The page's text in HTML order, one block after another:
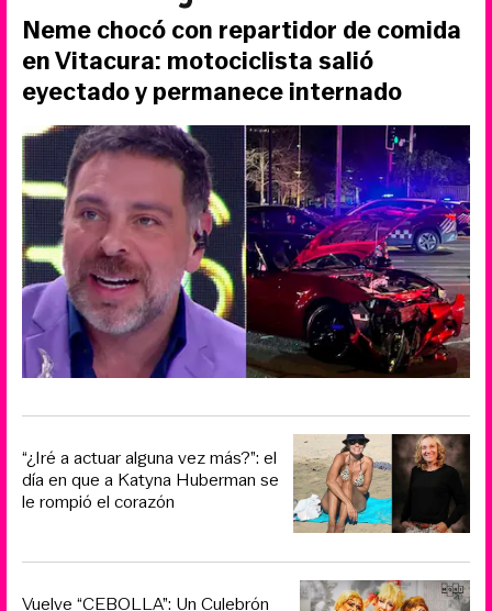
Neme chocó con repartidor de comida
en Vitacura: motociclista salió
eyectado y permanece internado
“¿Iré a actuar alguna vez más?”: el
día en que a Katyna Huberman se
le rompió el corazón
Vuelve “CEBOLLA”: Un Culebrón